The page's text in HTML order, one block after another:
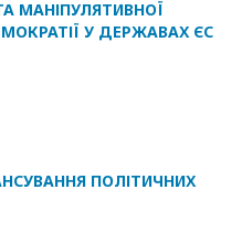
МАНІПУЛЯТИВНОЇ
У ДЕРЖАВАХ ЄС
ПОЛІТИЧНИХ